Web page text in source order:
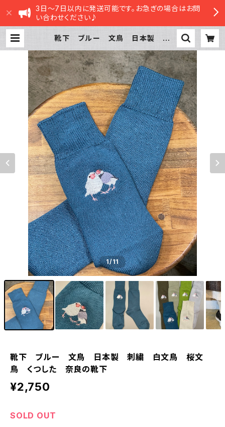
3日～7日以内に発送可能です。お急ぎの場合はお問
い合わせください♪
靴下 ブルー 文鳥 日本製 刺
の靴下 | sasatte STORE|ささって
ストア
1/11
靴下 ブルー 文鳥 日本製 刺繍 白文鳥 桜文
鳥 くつした 奈良の靴下
¥2,750
SOLD OUT